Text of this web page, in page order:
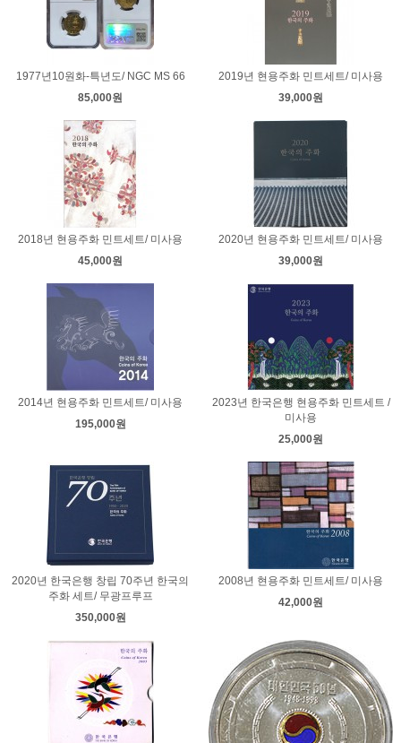
1977년10원화-특년도/ NGC MS 66
85,000원
2019년 현용주화 민트세트/ 미사용
39,000원
2018년 현용주화 민트세트/ 미사용
45,000원
2020년 현용주화 민트세트/ 미사용
39,000원
2014년 현용주화 민트세트/ 미사용
195,000원
2023년 한국은행 현용주화 민트세트 /
미사용
25,000원
2020년 한국은행 창립 70주년 한국의
주화 세트/ 무광프루프
350,000원
2008년 현용주화 민트세트/ 미사용
42,000원